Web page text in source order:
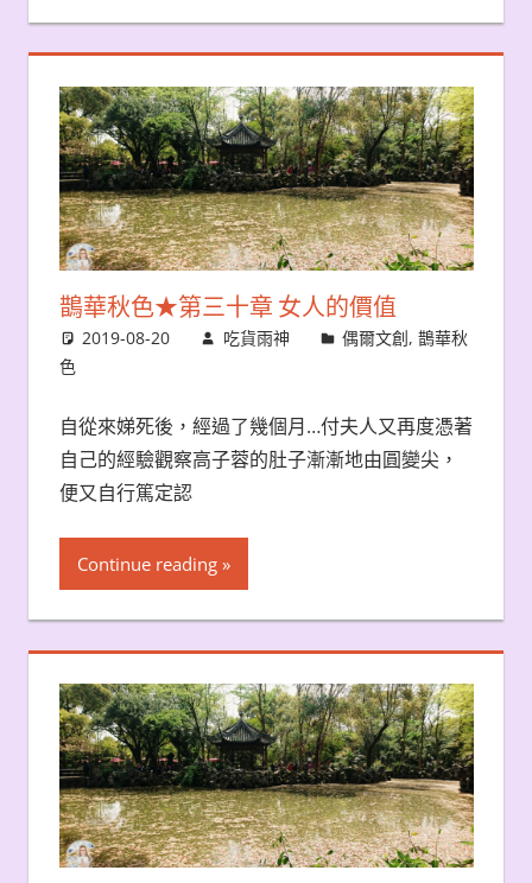
鵲華秋色★第三十章 女人的價值
2019-08-20 吃貨雨神 偶爾文創,鵲華秋
色
自從來娣死後，經過了幾個月…付夫人又再度憑著
自己的經驗觀察高子蓉的肚子漸漸地由圓變尖，
便又自行篤定認
Continue reading